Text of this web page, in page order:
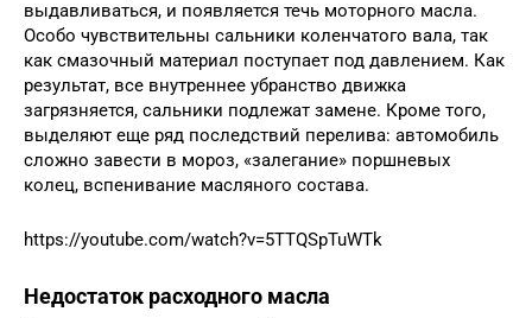
выдавливаться, и появляется течь моторного масла.
Особо чувствительны сальники коленчатого вала, так
как смазочный материал поступает под давлением. Как
результат, все внутреннее убранство движка
загрязняется, сальники подлежат замене. Кроме того,
выделяют еще ряд последствий перелива: автомобиль
сложно завести в мороз, «залегание» поршневых
колец, вспенивание масляного состава.
https://youtube.com/watch?v=5TTQSpTuWTk
Недостаток расходного масла